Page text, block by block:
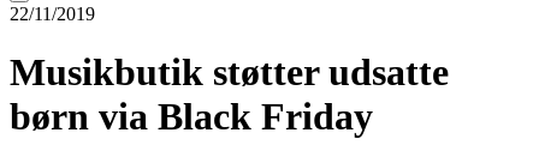
22/11/2019
Musikbutik støtter udsatte
børn via Black Friday